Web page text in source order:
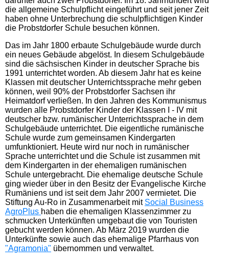
die allgemeine Schulpflicht eingeführt und seit jener Zeit
haben ohne Unterbrechung die schulpflichtigen Kinder
die Probstdorfer Schule besuchen können.
Das im Jahr 1800 erbaute Schulgebäude wurde durch
ein neues Gebäude abgelöst. In diesem Schulgebäude
sind die sächsischen Kinder in deutscher Sprache bis
1991 unterrichtet worden. Ab diesem Jahr hat es keine
Klassen mit deutscher Unterrichtssprache mehr geben
können, weil 90% der Probstdorfer Sachsen ihr
Heimatdorf verließen. In den Jahren des Kommunismus
wurden alle Probstdorfer Kinder der Klassen I - IV mit
deutscher bzw. rumänischer Unterrichtssprache in dem
Schulgebäude unterrichtet. Die eigentliche rumänische
Schule wurde zum gemeinsamen Kindergarten
umfunktioniert. Heute wird nur noch in rumänischer
Sprache unterrichtet und die Schule ist zusammen mit
dem Kindergarten in der ehemaligen rumänischen
Schule untergebracht. Die ehemalige deutsche Schule
ging wieder über in den Besitz der Evangelische Kirche
Rumäniens und ist seit dem Jahr 2007 vermietet. Die
Stiftung Au-Ro in Zusammenarbeit mit Social Business
AgroPlus haben die ehemaligen Klassenzimmer zu
schmucken Unterkünften umgebaut die von Touristen
gebucht werden können. Ab März 2019 wurden die
Unterkünfte sowie auch das ehemalige Pfarrhaus von
"Agramonia" übernommen und verwaltet.